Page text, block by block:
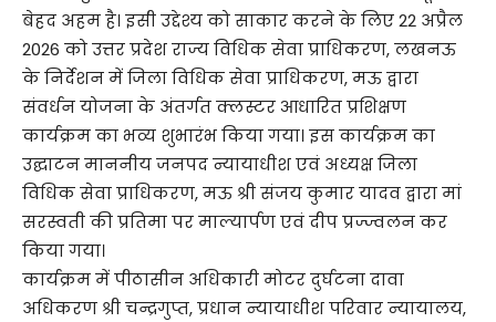
बेहद अहम है। इसी उद्देश्य को साकार करने के लिए 22 अप्रैल
2026 को उत्तर प्रदेश राज्य विधिक सेवा प्राधिकरण, लखनऊ
के निर्देशन में जिला विधिक सेवा प्राधिकरण, मऊ द्वारा
संवर्धन योजना के अंतर्गत क्लस्टर आधारित प्रशिक्षण
कार्यक्रम का भव्य शुभारंभ किया गया। इस कार्यक्रम का
उद्घाटन माननीय जनपद न्यायाधीश एवं अध्यक्ष जिला
विधिक सेवा प्राधिकरण, मऊ श्री संजय कुमार यादव द्वारा मां
सरस्वती की प्रतिमा पर माल्यार्पण एवं दीप प्रज्ज्वलन कर
किया गया।
कार्यक्रम में पीठासीन अधिकारी मोटर दुर्घटना दावा
अधिकरण श्री चन्द्रगुप्त, प्रधान न्यायाधीश परिवार न्यायालय,